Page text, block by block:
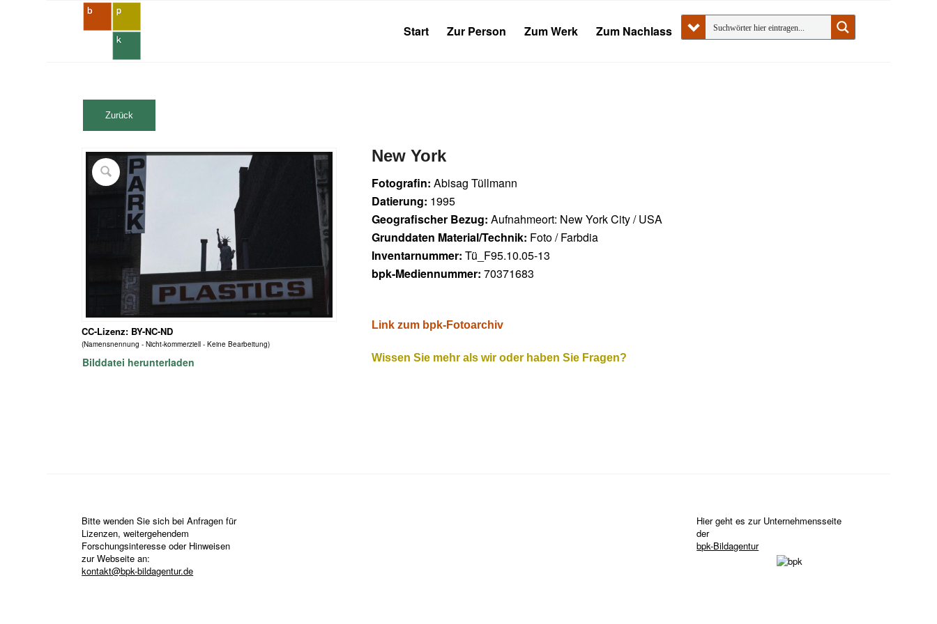
Start Zur Person Zum Werk Zum Nachlass
CC-Lizenz: BY-NC-ND
(Namensnennung - Nicht-kommerziell - Keine Bearbeitung)
Bilddatei herunterladen
New York
Fotografin:Abisag Tüllmann
Datierung: 1995
Geografischer Bezug:Aufnahmeort: New York City / USA
Grunddaten Material/Technik: Foto / Farbdia
Inventarnummer:Tü_F95.10.05-13
bpk-Mediennummer:70371683
Link zum bpk-Fotoarchiv
Wissen Sie mehr als wir oder haben Sie Fragen?
Bitte wenden Sie sich bei Anfragen für
Lizenzen, weitergehendem
Forschungsinteresse oder Hinweisen
zur Webseite an:
kontakt@bpk-bildagentur.de
Hier geht es zur Unternehmensseite
der
bpk-Bildagentur